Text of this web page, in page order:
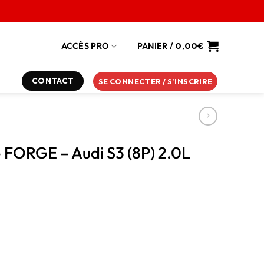
ACCÈS PRO PANIER / 0,00€
CONTACT SE CONNECTER / S’INSCRIRE
– Audi S3 (8P) 2.0L